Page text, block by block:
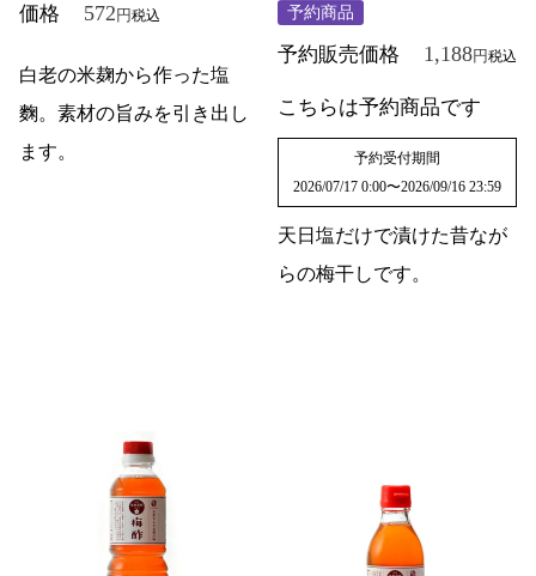
価格 572 税込
白老の米麹から作った塩
麴。素材の旨みを引き出し
ます。
予約商品
予約販売価格 1,188 税込
こちらは予約商品です
予約受付期間
2026/07/17 0:00〜2026/09/16 23:59
天日塩だけで漬けた昔なが
らの梅干しです。